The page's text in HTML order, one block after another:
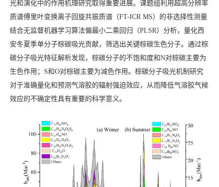
光和演化中的作用机理研究取得重要进展。课题组利用超高分辨率
质谱傅里叶变换离子回旋共振质谱（FT-ICR MS）的非选择性测量
结合无监督机器学习算法偏最小二乘回归（PLSR）分析，量化西
安冬夏季单分子棕碳吸光贡献，筛选出关键棕碳生色分子。通过棕
碳分子吸光特征解析发现，棕碳分子的不饱和度和N对棕碳主要为
生色作用；S和O对棕碳主要为减色作用。棕碳分子吸光机制研究
对于准确量化和预测气溶胶的辐射强迫效应，从而降低气溶胶气候
效应的不确定性具有重要的科学意义。